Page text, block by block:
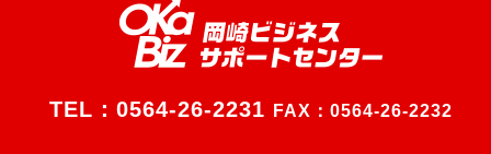
TEL： 0564-26-2231 FAX：0564-26-2232